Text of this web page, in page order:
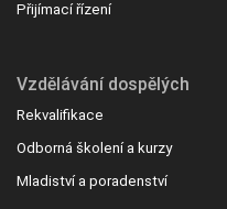
Přijímací řízení
Vzdělávání dospělých
Rekvalifikace
Odborná školení a kurzy
Mladiství a poradenství